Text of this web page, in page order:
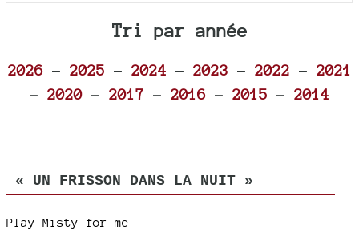
Tri par année
2026- 2025 - 2024 - 2023 - 2022 - 2021
- 2020 - 2017 - 2016 - 2015 - 2014
« UN FRISSON DANS LA NUIT »
Play Misty for me